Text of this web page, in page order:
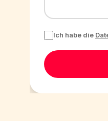
Ich habe die